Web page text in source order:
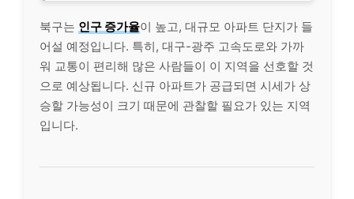
북구는 인구 증가율이 높고, 대규모 아파트 단지가 들
어설 예정입니다. 특히, 대구-광주 고속도로와 가까
워 교통이 편리해 많은 사람들이 이 지역을 선호할 것
으로 예상됩니다. 신규 아파트가 공급되면 시세가 상
승할 가능성이 크기 때문에 관찰할 필요가 있는 지역
입니다.